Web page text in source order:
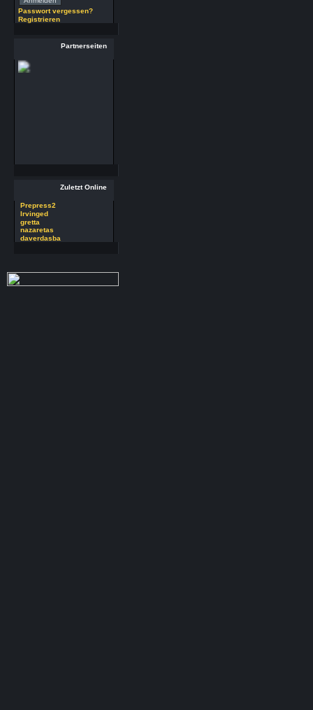
(17.7.26 - 10:11 Uhr)
Passwort vergessen?
Registrieren
Partnerseiten
Zuletzt Online
Prepress2
Irvinged
gretta
nazaretas
daverdasba